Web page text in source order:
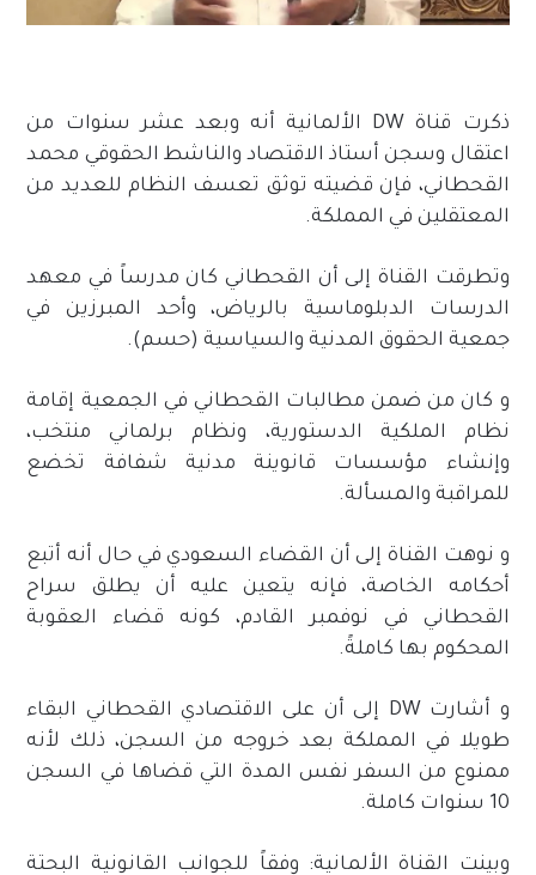
ذكرت قناة DW الألمانية أنه وبعد عشر سنوات من
اعتقال وسجن أستاذ الاقتصاد والناشط الحقوقي محمد
القحطاني، فإن قضيته توثق تعسف النظام للعديد من
المعتقلين في المملكة.
وتطرقت القناة إلى أن القحطاني كان مدرساً في معهد
الدرسات الدبلوماسية بالرياض، وأحد المبرزين في
جمعية الحقوق المدنية والسياسية (حسم).
و كان من ضمن مطالبات القحطاني في الجمعية إقامة
نظام الملكية الدستورية، ونظام برلماني منتخب،
وإنشاء مؤسسات قانوينة مدنية شفافة تخضع
للمراقبة والمسألة.
و نوهت القناة إلى أن القضاء السعودي في حال أنه أتبع
أحكامه الخاصة، فإنه يتعين عليه أن يطلق سراح
القحطاني في نوفمبر القادم، كونه قضاء العقوبة
المحكوم بها كاملةً.
و أشارت DW إلى أن على الاقتصادي القحطاني البقاء
طويلا في المملكة بعد خروجه من السجن، ذلك لأنه
ممنوع من السفر نفس المدة التي قضاها في السجن
10 سنوات كاملة.
وبينت القناة الألمانية: وفقاً للجوانب القانونية البحتة